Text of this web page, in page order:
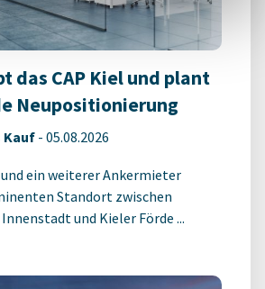
das CAP Kiel und plant
Neupositionierung
Kauf- 05.08.2026
ein weiterer Ankermieter
Standort zwischen
und Kieler Förde ...